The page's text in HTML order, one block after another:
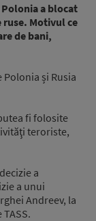
Polonia a blocat
Motivul ce
de bani,
și Rusia
fi folosite
teroriste,
a
a unui
Andreev, la